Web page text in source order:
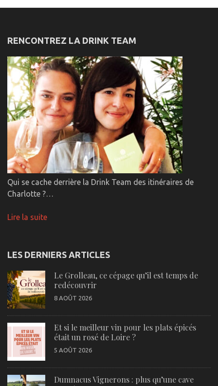
RENCONTREZ LA DRINK TEAM
Qui se cache derrière la Drink Team des itinéraires de
Charlotte ?…
Lire la suite
LES DERNIERS ARTICLES
Le Grolleau, ce cépage qu’il est temps de
redécouvrir
8 AOÛT 2026
Et si le meilleur vin pour les plats épicés
était un rosé de Loire ?
5 AOÛT 2026
Dumnacus Vignerons : plus qu’une cave